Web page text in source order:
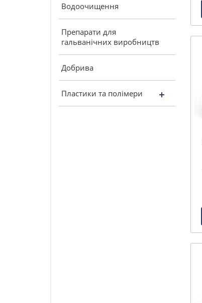
Водоочищення
Препарати для
гальванічних виробництв
Добрива
Пластики та полімери